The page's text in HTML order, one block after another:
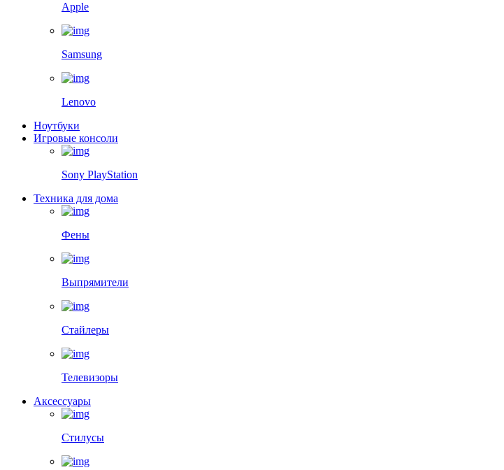
Apple
Samsung
Lenovo
Ноутбуки
Игровые консоли
Sony PlayStation
Техника для дома
Фены
Выпрямители
Стайлеры
Телевизоры
Аксессуары
Стилусы